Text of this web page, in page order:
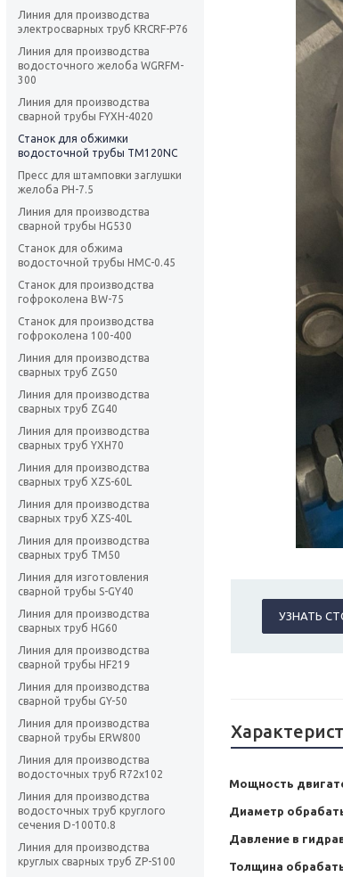
Линия для производства
электросварных труб KRCRF-P76
Линия для производства
водосточного желоба WGRFM-
300
Линия для производства
сварной трубы FYXH-4020
Станок для обжимки
водосточной трубы TM120NC
Пресс для штамповки заглушки
желоба PH-7.5
Линия для производства
сварной трубы HG530
Станок для обжима
водосточной трубы HMC-0.45
Станок для производства
гофроколена BW-75
Станок для производства
гофроколена 100-400
Линия для производства
сварных труб ZG50
Линия для производства
сварных труб ZG40
Линия для производства
сварных труб YXH70
Линия для производства
сварных труб XZS-60L
Линия для производства
сварных труб XZS-40L
Линия для производства
сварных труб TM50
Линия для изготовления
сварной трубы S-GY40
Линия для производства
сварных труб HG60
Линия для производства
сварной трубы HF219
Линия для производства
сварной трубы GY-50
Линия для производства
сварной трубы ERW800
Линия для производства
водосточных труб R72x102
Линия для производства
водосточных труб круглого
сечения D-100T0.8
Линия для производства
круглых сварных труб ZP-S100
УЗНАТЬ
Мощность
Диаметр
Давление в
Толщина